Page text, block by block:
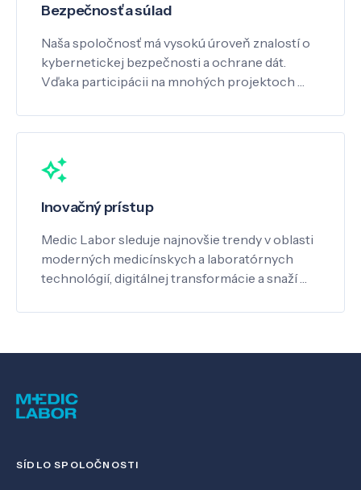
Bezpečnosť a súlad
Naša spoločnosť má vysokú úroveň znalostí o
kybernetickej bezpečnosti a ochrane dát.
Vďaka participácii na mnohých projektoch …
Inovačný prístup
Medic Labor sleduje najnovšie trendy v oblasti
moderných medicínskych a laboratórnych
technológií, digitálnej transformácie a snaží …
SÍDLO SPOLOČNOSTI